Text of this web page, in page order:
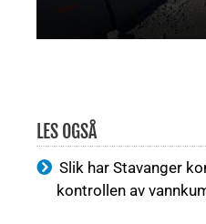
LES OGSÅ
Slik har Stavanger
kontrollen av